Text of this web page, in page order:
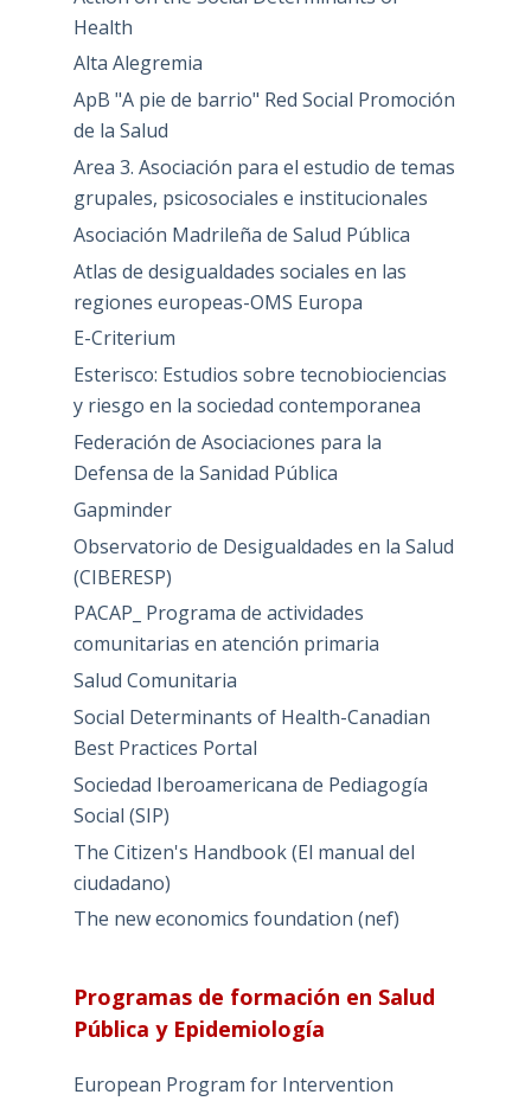
Health
Alta Alegremia
ApB "A pie de barrio" Red Social Promoción
de la Salud
Area 3. Asociación para el estudio de temas
grupales, psicosociales e institucionales
Asociación Madrileña de Salud Pública
Atlas de desigualdades sociales en las
regiones europeas-OMS Europa
E-Criterium
Esterisco: Estudios sobre tecnobiociencias
y riesgo en la sociedad contemporanea
Federación de Asociaciones para la
Defensa de la Sanidad Pública
Gapminder
Observatorio de Desigualdades en la Salud
(CIBERESP)
PACAP_ Programa de actividades
comunitarias en atención primaria
Salud Comunitaria
Social Determinants of Health-Canadian
Best Practices Portal
Sociedad Iberoamericana de Pediagogía
Social (SIP)
The Citizen's Handbook (El manual del
ciudadano)
The new economics foundation (nef)
Programas de formación en Salud
Pública y Epidemiología
European Program for Intervention